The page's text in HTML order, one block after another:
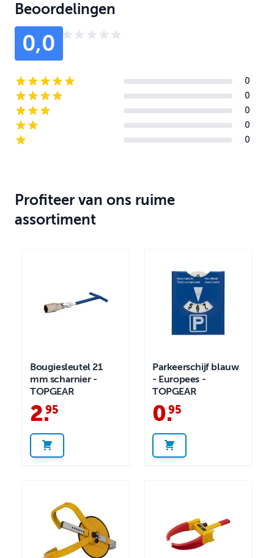
Beoordelingen
0,0
5-star reviews
0
4-star reviews
0
3-star reviews
0
2-star reviews
0
1-star reviews
0
Profiteer van ons ruime
assortiment
Bougiesleutel 21
mm scharnier -
TOPGEAR
2.
95
Parkeerschijf blauw
- Europees -
TOPGEAR
0.
95